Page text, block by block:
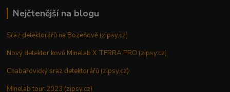
Nejčtenější na blogu
Sraz detektorářů na Bozeňově (zipsy.cz)
Nový detektor kovů Minelab X TERRA PRO (zipsy.cz)
Chabařovický sraz detektorářů (zipsy.cz)
Minelab tour 2023 (zipsy.cz)